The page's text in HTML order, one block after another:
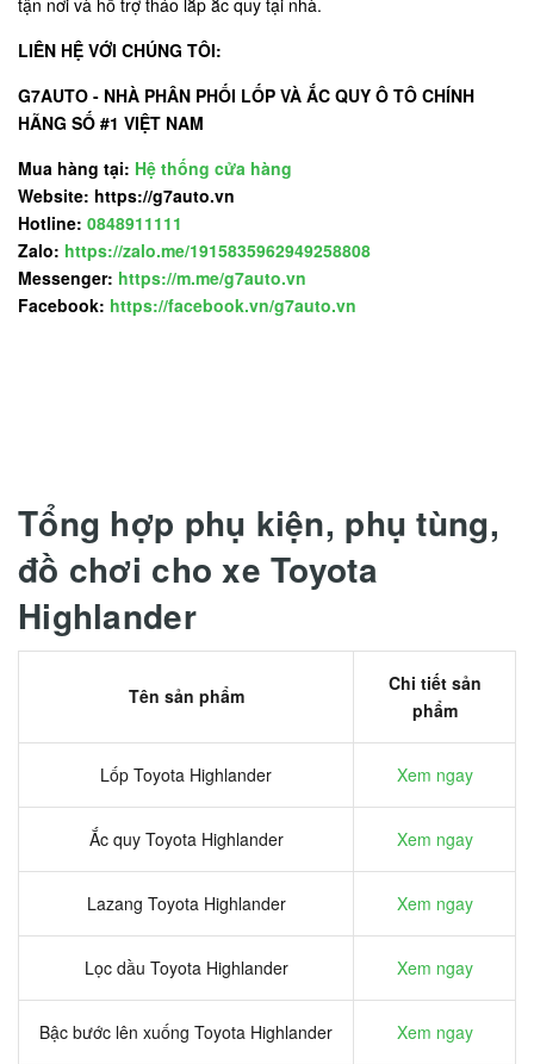
tận nơi và hỗ trợ tháo lắp ắc quy tại nhà.
LIÊN HỆ VỚI CHÚNG TÔI:
G7AUTO - NHÀ PHÂN PHỐI LỐP VÀ ẮC QUY Ô TÔ CHÍNH
HÃNG SỐ #1 VIỆT NAM
Mua hàng tại: Hệ thống cửa hàng
Website: https://g7auto.vn
Hotline: 0848911111
Zalo: https://zalo.me/1915835962949258808
Messenger: https://m.me/g7auto.vn
Facebook: https://facebook.vn/g7auto.vn
Tổng hợp phụ kiện, phụ tùng,
đồ chơi cho xe Toyota
Highlander
Tên sản phẩm
Chi tiết sản
phẩm
Lốp Toyota Highlander Xem ngay
Ắc quy Toyota Highlander Xem ngay
Lazang Toyota Highlander Xem ngay
Lọc dầu Toyota Highlander Xem ngay
Bậc bước lên xuống Toyota Highlander Xem ngay